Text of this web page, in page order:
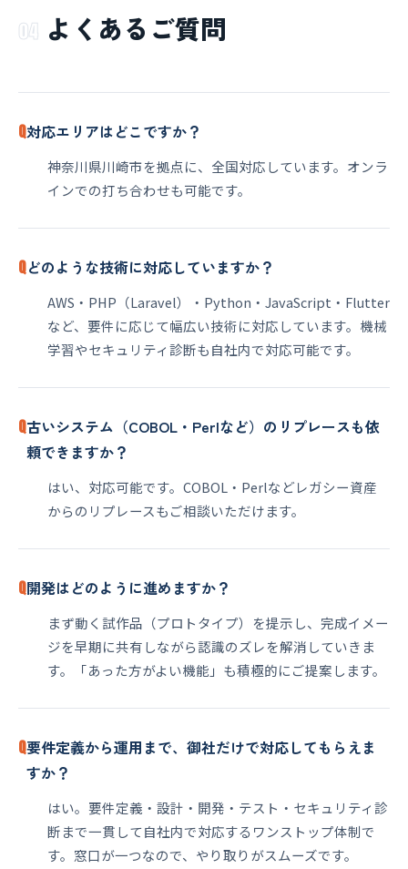
04 よくあるご質問
Q対応エリアはどこですか？
神奈川県川崎市を拠点に、全国対応しています。オンラ
インでの打ち合わせも可能です。
Qどのような技術に対応していますか？
AWS・PHP（Laravel）・Python・JavaScript・Flutter
など、要件に応じて幅広い技術に対応しています。機械
学習やセキュリティ診断も自社内で対応可能です。
Q古いシステム（COBOL・Perlなど）のリプレースも依
頼できますか？
はい、対応可能です。COBOL・Perlなどレガシー資産
からのリプレースもご相談いただけます。
Q開発はどのように進めますか？
まず動く試作品（プロトタイプ）を提示し、完成イメー
ジを早期に共有しながら認識のズレを解消していきま
す。「あった方がよい機能」も積極的にご提案します。
Q要件定義から運用まで、御社だけで対応してもらえま
すか？
はい。要件定義・設計・開発・テスト・セキュリティ診
断まで一貫して自社内で対応するワンストップ体制で
す。窓口が一つなので、やり取りがスムーズです。